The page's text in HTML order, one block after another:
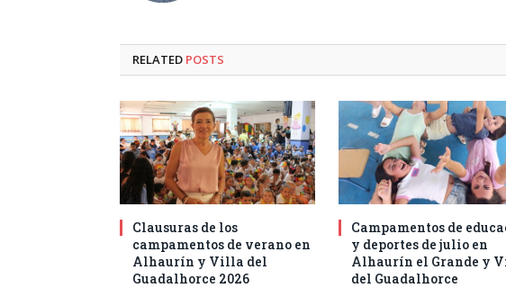
RELATED POSTS
Clausuras de los
campamentos de verano en
Alhaurín y Villa del
Guadalhorce 2026
Campamentos de
y deportes de julio en
Alhaurín el Grande y
del Guadalhorce